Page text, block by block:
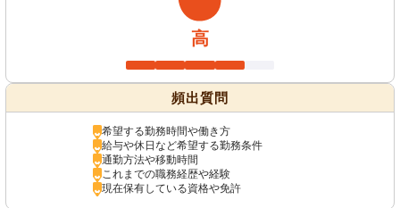
高
頻出質問
希望する勤務時間や働き方
給与や休日など希望する勤務条件
通勤方法や移動時間
これまでの職務経歴や経験
現在保有している資格や免許